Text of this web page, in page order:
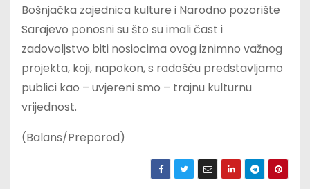
Bošnjačka zajednica kulture i Narodno pozorište
Sarajevo ponosni su što su imali čast i
zadovoljstvo biti nosiocima ovog iznimno važnog
projekta, koji, napokon, s radošću predstavljamo
publici kao – uvjereni smo – trajnu kulturnu
vrijednost.
(Balans/Preporod)